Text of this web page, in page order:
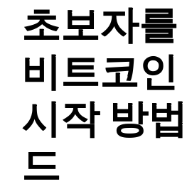
초보자
비트코
시작 방
드